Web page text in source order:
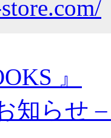
』
知らせ